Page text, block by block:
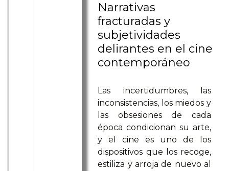
Narrativas
fracturadas y
subjetividades
delirantes en el cine
contemporáneo
Las incertidumbres, las
inconsistencias, los miedos y
las obsesiones de cada
época condicionan su arte,
y el cine es uno de los
dispositivos que los recoge,
estiliza y arroja de nuevo al